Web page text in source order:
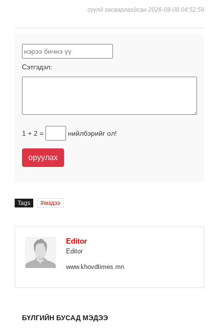
сүүлд засварлагдсан 2026-08-08 04:52:59
Сэтгэдэл:
1 + 2 = нийлбэрийг ол!
оруулах
Tags мэдээ
Editor
Editor
www.khovdtimes.mn
БҮЛГИЙН БУСАД МЭДЭЭ